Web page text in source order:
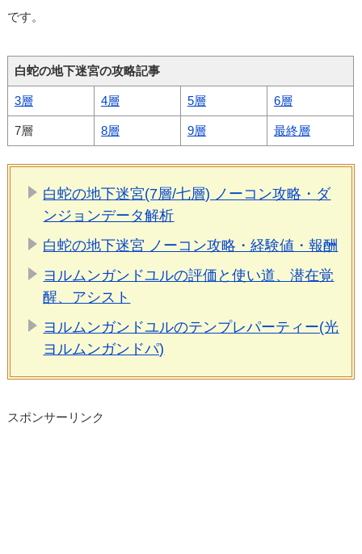
です。
白蛇の地下迷宮の攻略記事
3層 4層 5層 6層
7層 8層 9層 最終層
白蛇の地下迷宮(7層/七層) ノーコン攻略・ダ
ンジョンデータ解析
白蛇の地下迷宮 ノーコン攻略・経験値・報酬
ヨルムンガンドユルの評価と使い道、潜在覚
醒、アシスト
ヨルムンガンドユルのテンプレパーティー(光
ヨルムンガンドパ)
スポンサーリンク